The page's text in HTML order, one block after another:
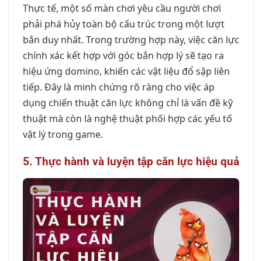
Thực tế, một số màn chơi yêu cầu người chơi
phải phá hủy toàn bộ cấu trúc trong một lượt
bắn duy nhất. Trong trường hợp này, việc căn lực
chính xác kết hợp với góc bắn hợp lý sẽ tạo ra
hiệu ứng domino, khiến các vật liệu đổ sập liên
tiếp. Đây là minh chứng rõ ràng cho việc áp
dụng chiến thuật căn lực không chỉ là vấn đề kỹ
thuật mà còn là nghệ thuật phối hợp các yếu tố
vật lý trong game.
5. Thực hành và luyện tập căn lực hiệu quả